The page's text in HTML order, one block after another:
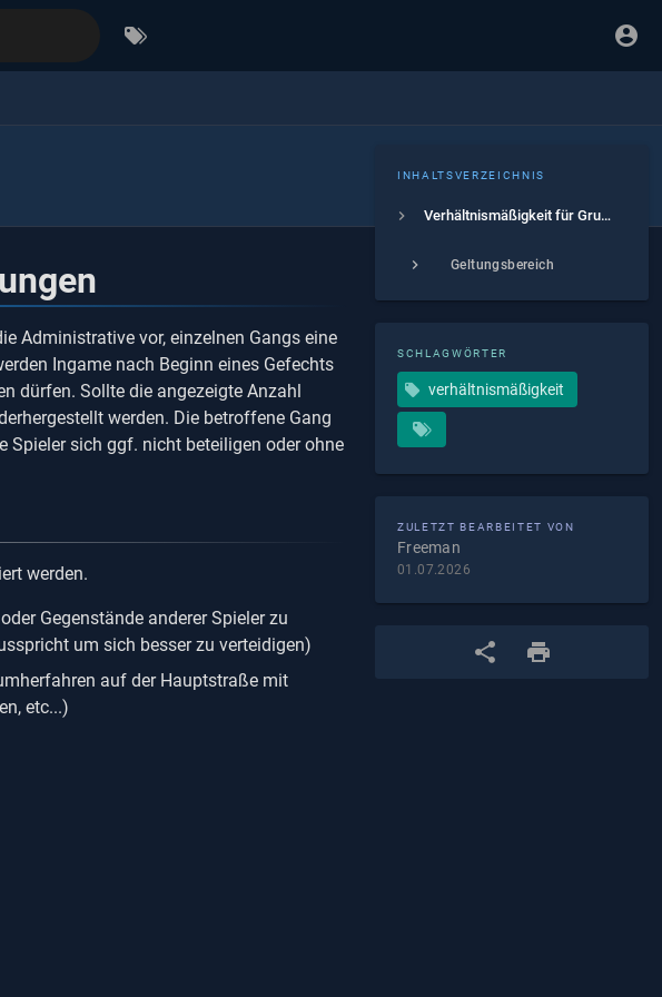
INHALTSVERZEICHNIS
Verhältnismäßigkeit für Gruppierungen
Geltungsbereich
SCHLAGWÖRTER
verhältnismäßigkeit
ZULETZT BEARBEITET VON
Freeman
01.07.2026
Administrative vor, einzelnen Gangs eine
Ingame nach Beginn eines Gefechts
dürfen. Sollte die angezeigte Anzahl
werden. Die betroffene Gang
Spieler sich ggf. nicht beteiligen oder ohne
werden.
Gegenstände anderer Spieler zu
um sich besser zu verteidigen)
auf der Hauptstraße mit
etc...)